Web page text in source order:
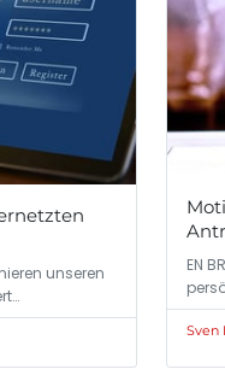
unseren
EN
Sven